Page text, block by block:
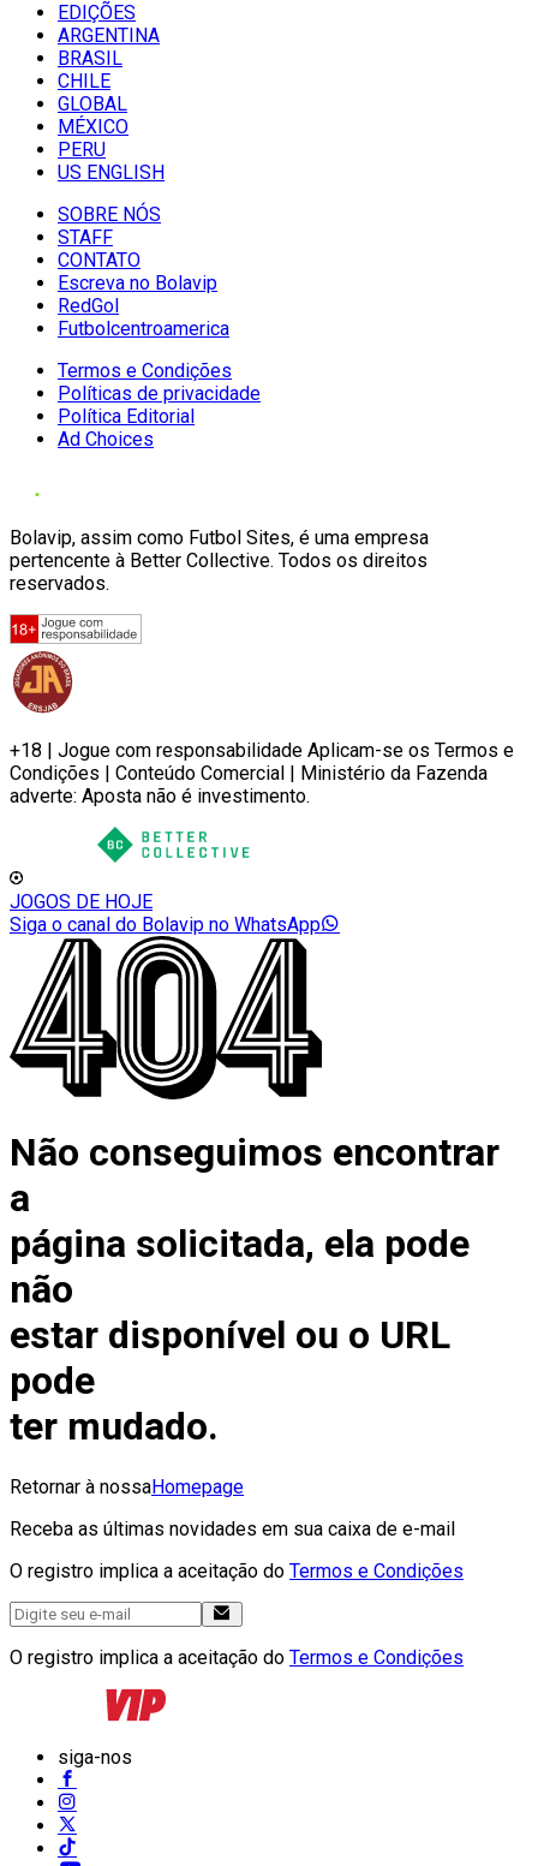
EDIÇÕES
ARGENTINA
BRASIL
CHILE
GLOBAL
MÉXICO
PERU
US ENGLISH
SOBRE NÓS
STAFF
CONTATO
Escreva no Bolavip
RedGol
Futbolcentroamerica
Termos e Condições
Políticas de privacidade
Política Editorial
Ad Choices
Bolavip, assim como Futbol Sites, é uma empresa
pertencente à Better Collective. Todos os direitos
reservados.
+18 | Jogue com responsabilidade Aplicam-se os Termos e
Condições | Conteúdo Comercial | Ministério da Fazenda
adverte: Aposta não é investimento.
JOGOS DE HOJE
Siga o canal do Bolavip no WhatsApp
Não conseguimos encontrar
a
página solicitada, ela pode
não
estar disponível ou o URL
pode
ter mudado.
Retornar à nossaHomepage
Receba as últimas novidades em sua caixa de e-mail
O registro implica a aceitação do Termos e Condições
O registro implica a aceitação do Termos e Condições
siga-nos